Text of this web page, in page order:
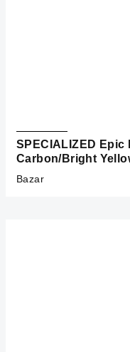
SPECIALIZED Epic
Carbon/Bright
Bazar